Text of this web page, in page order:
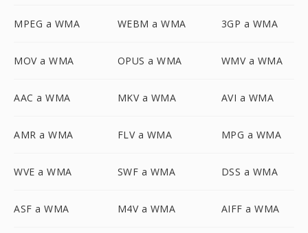
MPEG a WMA WEBM a WMA 3GP a WMA
MOV a WMA OPUS a WMA WMV a WMA
AAC a WMA MKV a WMA AVI a WMA
AMR a WMA FLV a WMA MPG a WMA
WVE a WMA SWF a WMA DSS a WMA
ASF a WMA M4V a WMA AIFF a WMA